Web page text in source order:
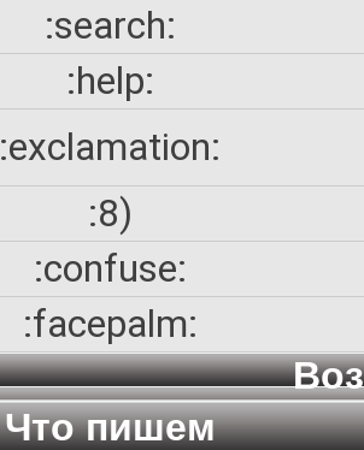
:search:
:help:
:exclamation:
:8)
:confuse:
:facepalm:
Что пишем